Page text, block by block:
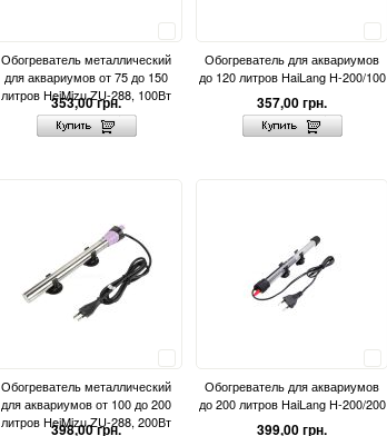
Обогреватель металлический
для аквариумов от 75 до 150
литров HeiMizu ZU-288, 100Вт
353,00 грн.
Обогреватель для аквариумов
до 120 литров HaiLang H-200/100
357,00 грн.
Обогреватель металлический
для аквариумов от 100 до 200
литров HeiMizu ZU-288, 200Вт
398,00 грн.
Обогреватель для аквариумов
до 200 литров HaiLang H-200/200
399,00 грн.